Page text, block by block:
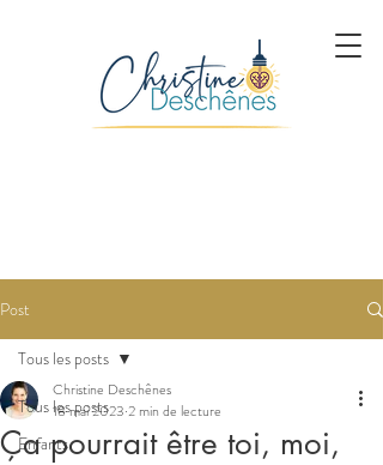
Post
Tous les posts
Enfants
Tous les posts
Ça pourrait être toi, moi,
Christine Deschênes
18 mai 2023 2 min de lecture